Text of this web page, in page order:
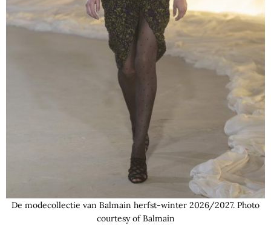
De modecollectie van Balmain herfst-winter 2026/2027. Photo
courtesy of Balmain